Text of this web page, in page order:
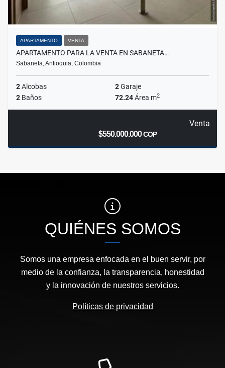
APARTAMENTO VENTA
APARTAMENTO PARA LA VENTA EN SABANETA…
Sabaneta, Antioquia, Colombia
2Alcobas 2Garaje
2 Baños 72.24Área m2
Venta
$550.000.000COP
QUIÉNES SOMOS
Somos una empresa enfocada en el buen servir, por
medio de la confianza, la transparencia, honestidad
y la innovación de nuestros servicios.
Políticas de privacidad